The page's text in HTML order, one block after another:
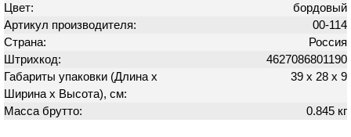
Цвет:
бордовый
Артикул производителя:
00-114
Страна:
Россия
Штрихкод:
4627086801190
Габариты упаковки (Длина х
Ширина х Высота), см:
39 х 28 х 9
Масса брутто: 0.845 кг